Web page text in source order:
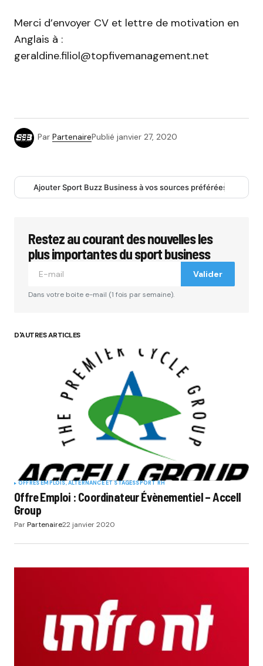
Merci d’envoyer CV et lettre de motivation en
Anglais à :
geraldine.filiol@topfivemanagement.net
Par PartenairePublié janvier 27, 2020
Ajouter Sport Buzz Business à vos sources préférées
Restez au courant des nouvelles les
plus importantes du sport business
Valider
Dans votre boite e-mail (1 fois par semaine).
D'AUTRES ARTICLES
OFFRES EMPLOIS, ALTERNANCE ET STAGESSPORT RH
Offre Emploi : Coordinateur Évènementiel – Accell
Group
ParPartenaire22 janvier 2020